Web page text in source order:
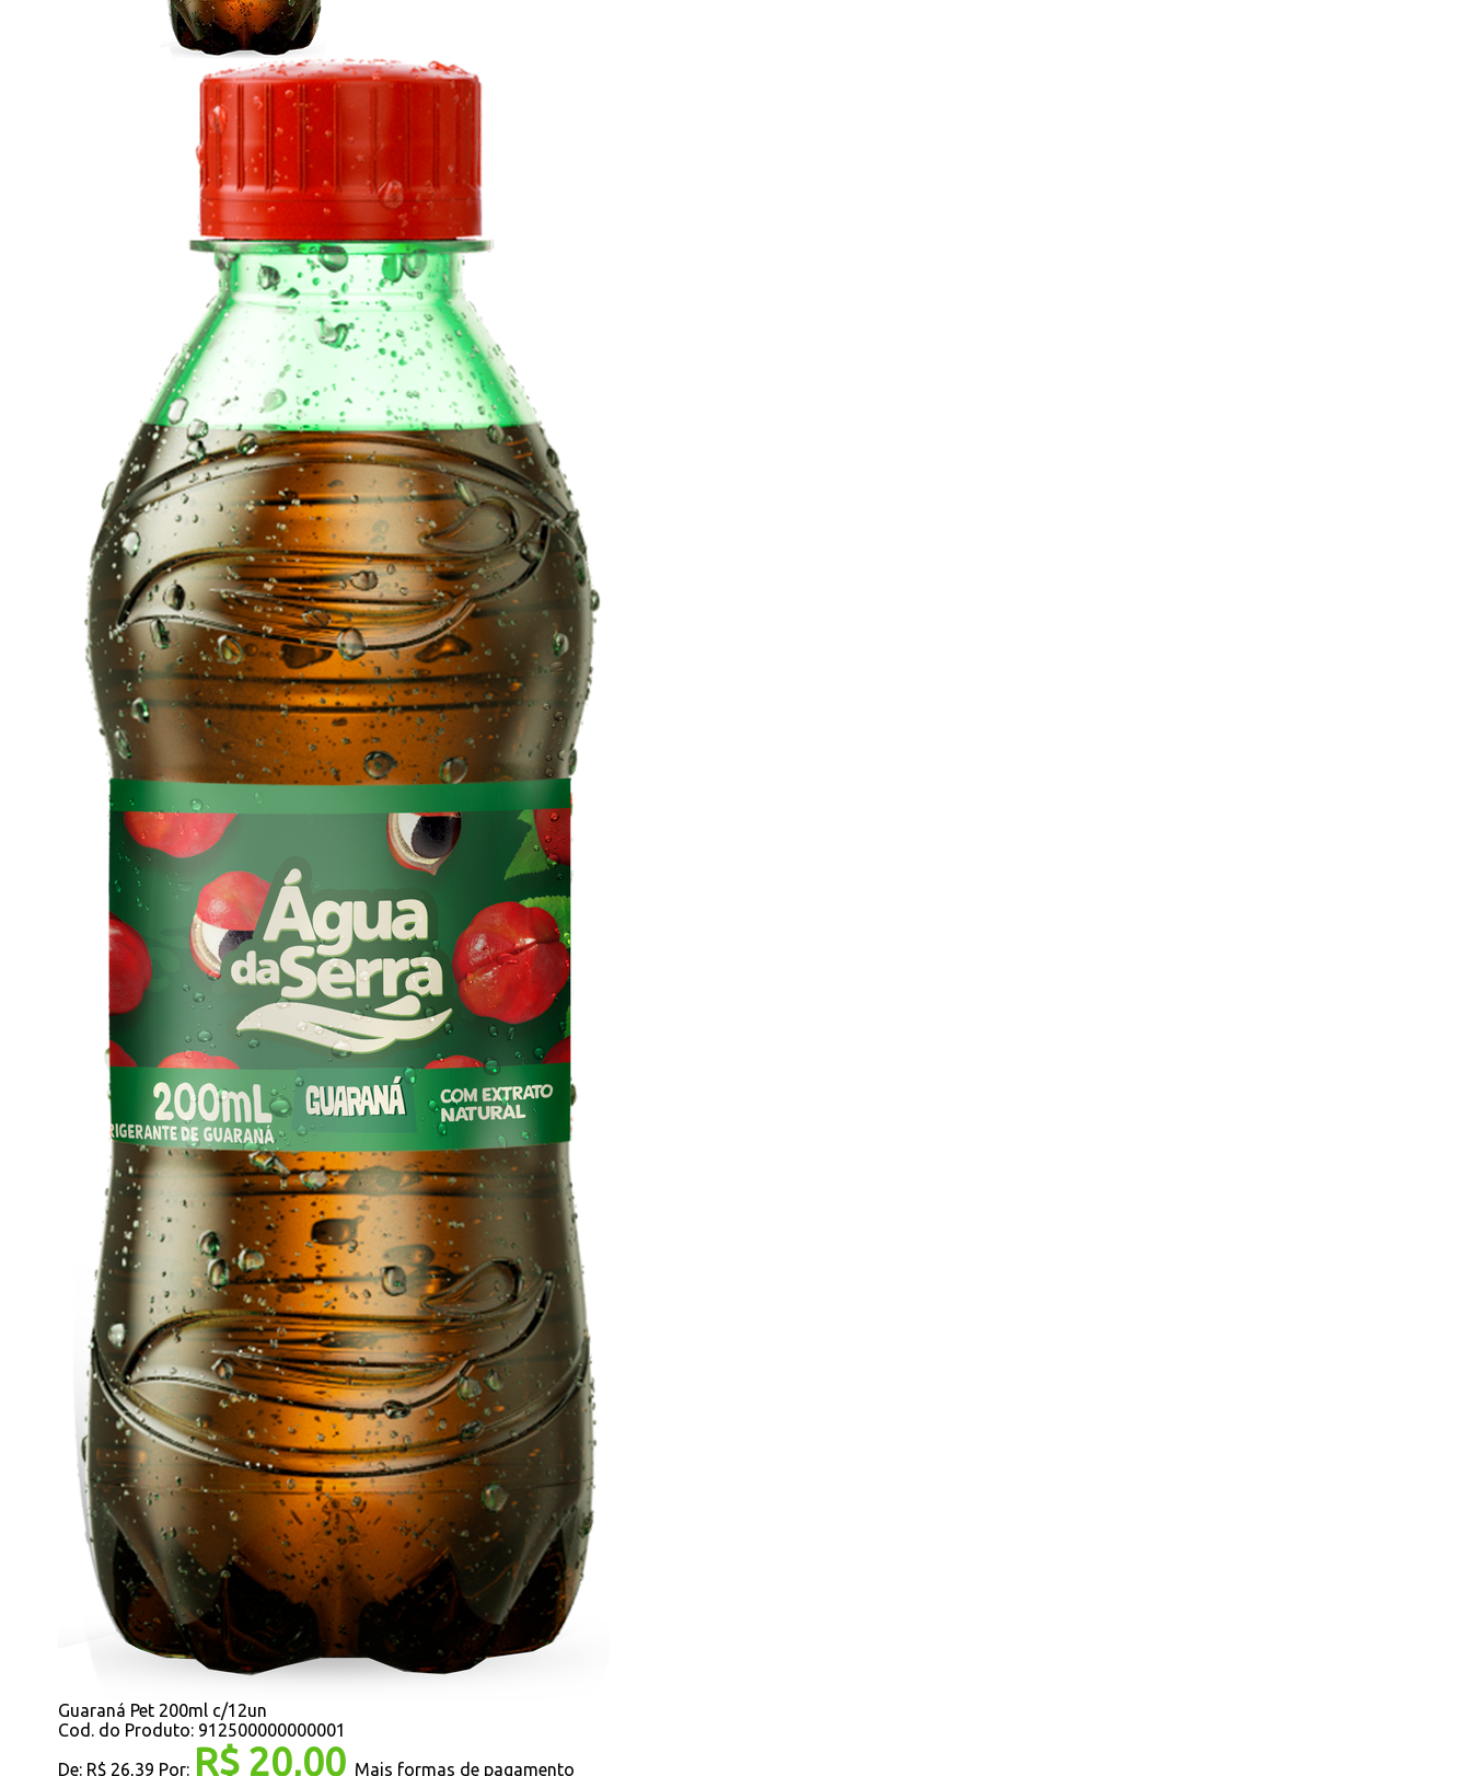
Guaraná Pet 200ml c/12un
Cod. do Produto: 912500000000001
De: R$ 26,39 Por: R$ 20,00 Mais formas de pagamento